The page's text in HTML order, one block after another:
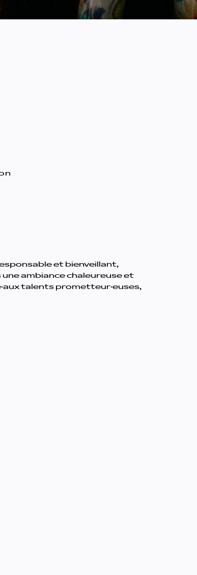
et bienveillant,
une ambiance chaleureuse et
talents prometteur·euses,